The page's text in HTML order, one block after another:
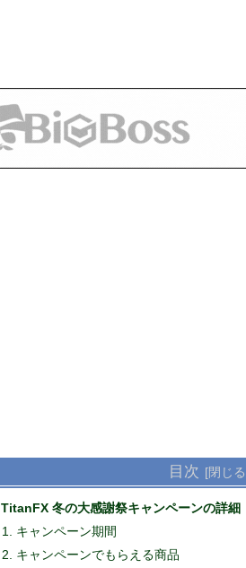
目次
TitanFX 冬の大感謝祭キャンペーンの詳細
キャンペーン期間
キャンペーンでもらえる商品